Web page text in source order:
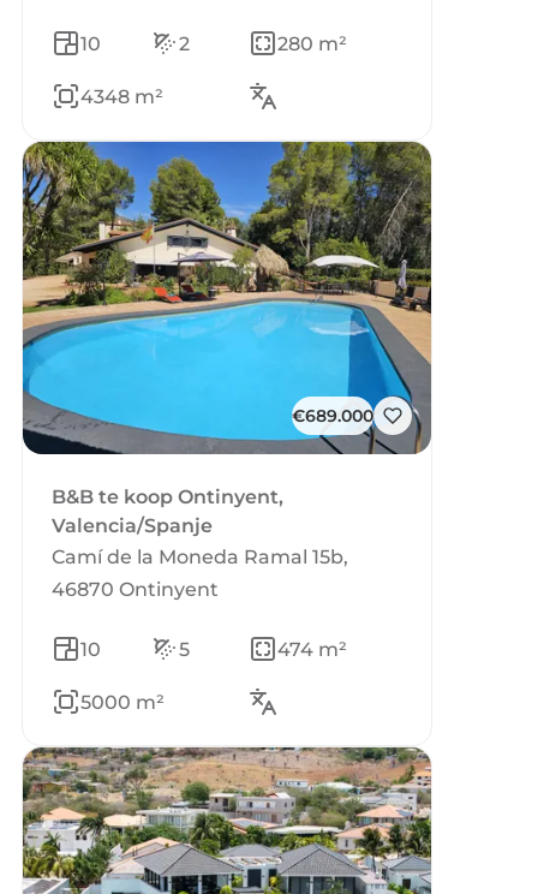
10 2 280 m²
4348 m²
€689.000
B&B te koop Ontinyent,
Valencia/Spanje
Camí de la Moneda Ramal 15b,
46870 Ontinyent
10 5 474 m²
5000 m²